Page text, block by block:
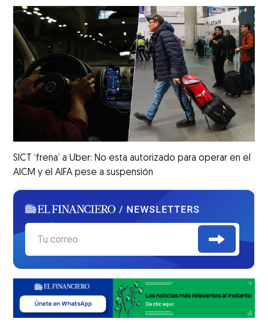
SICT ‘frena’ a Uber: No esta autorizado para operar en el
AICM y el AIFA pese a suspensión